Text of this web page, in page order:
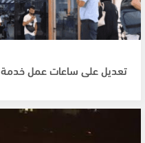
تعديل على ساعات عمل خدمة VIP ليوم الأحد 09/08/2026